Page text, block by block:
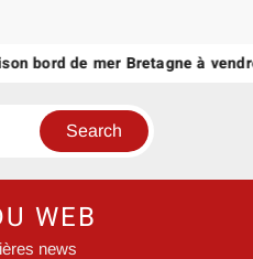
de mer Bretagne à vendre
WEB
news